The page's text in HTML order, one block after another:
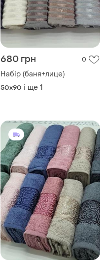
680 грн 0
Набір (баня+лице)
50x90 і ще 1